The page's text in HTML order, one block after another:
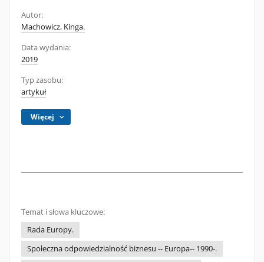
Autor:
Machowicz, Kinga.
Data wydania:
2019
Typ zasobu:
artykuł
Więcej
Temat i słowa kluczowe:
Rada Europy.
Społeczna odpowiedzialność biznesu -- Europa-- 1990-.